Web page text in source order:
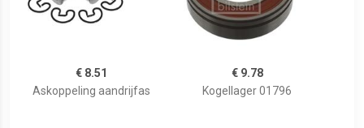
€ 8.51
Askoppeling aandrijfas
€ 9.78
Kogellager 01796